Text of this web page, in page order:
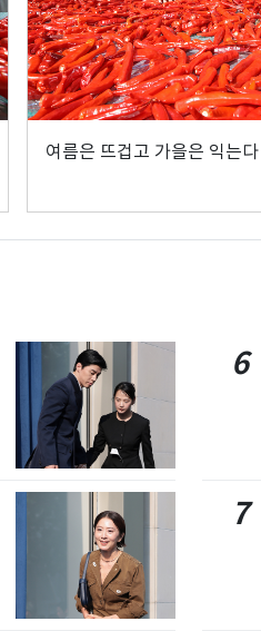
여름은 뜨겁고 가을은 익는다
6
7